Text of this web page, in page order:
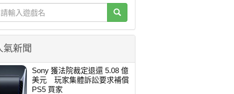
氣新聞
Sony 獲法院裁定退還 5.08 億
美元 玩家集體訴訟要求補償
PS5 買家